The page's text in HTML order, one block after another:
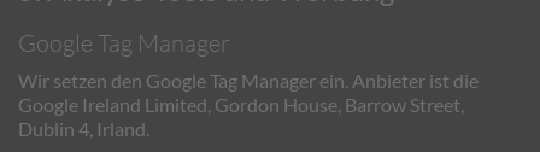
Google Tag Manager
Wir setzen den Google Tag Manager ein. Anbieter ist die
Google Ireland Limited, Gordon House, Barrow Street,
Dublin 4, Irland.